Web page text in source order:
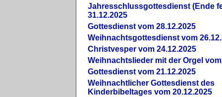
Jahresschlussgottesdienst (Ende
31.12.2025
Gottesdienst vom 28.12.2025
Weihnachtsgottesdienst vom
Christvesper vom 24.12.2025
Weihnachtslieder mit der Orgel vom
Gottesdienst vom 21.12.2025
Weihnachtlicher Gottesdienst des
Kinderbibeltages vom 20.12.2025